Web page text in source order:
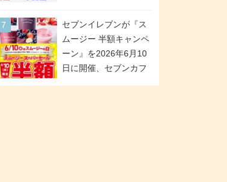
合格「金のハンバー
グ」。満場一致合格数
は6商品、合格数は2商
品。TVerでの見逃し配
セブンイレブンが『ス
ムージー 半額キャンペ
ーン』を2026年6月10
日に開催、セブンカフ